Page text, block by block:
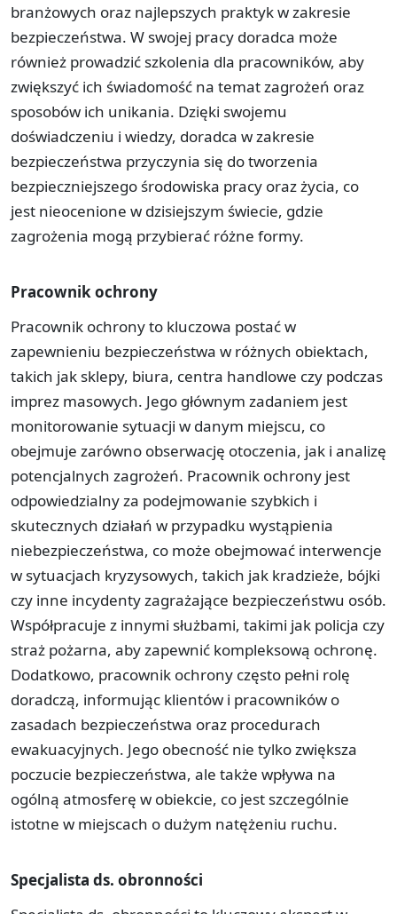
branżowych oraz najlepszych praktyk w zakresie
bezpieczeństwa. W swojej pracy doradca może
również prowadzić szkolenia dla pracowników, aby
zwiększyć ich świadomość na temat zagrożeń oraz
sposobów ich unikania. Dzięki swojemu
doświadczeniu i wiedzy, doradca w zakresie
bezpieczeństwa przyczynia się do tworzenia
bezpieczniejszego środowiska pracy oraz życia, co
jest nieocenione w dzisiejszym świecie, gdzie
zagrożenia mogą przybierać różne formy.
Pracownik ochrony
Pracownik ochrony to kluczowa postać w
zapewnieniu bezpieczeństwa w różnych obiektach,
takich jak sklepy, biura, centra handlowe czy podczas
imprez masowych. Jego głównym zadaniem jest
monitorowanie sytuacji w danym miejscu, co
obejmuje zarówno obserwację otoczenia, jak i analizę
potencjalnych zagrożeń. Pracownik ochrony jest
odpowiedzialny za podejmowanie szybkich i
skutecznych działań w przypadku wystąpienia
niebezpieczeństwa, co może obejmować interwencje
w sytuacjach kryzysowych, takich jak kradzieże, bójki
czy inne incydenty zagrażające bezpieczeństwu osób.
Współpracuje z innymi służbami, takimi jak policja czy
straż pożarna, aby zapewnić kompleksową ochronę.
Dodatkowo, pracownik ochrony często pełni rolę
doradczą, informując klientów i pracowników o
zasadach bezpieczeństwa oraz procedurach
ewakuacyjnych. Jego obecność nie tylko zwiększa
poczucie bezpieczeństwa, ale także wpływa na
ogólną atmosferę w obiekcie, co jest szczególnie
istotne w miejscach o dużym natężeniu ruchu.
Specjalista ds. obronności